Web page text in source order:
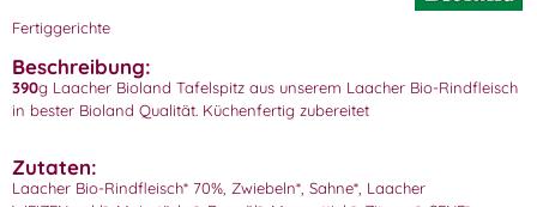
Fertiggerichte
Beschreibung:
390g Laacher Bioland Tafelspitz aus unserem Laacher Bio-Rindfleisch
in bester Bioland Qualität. Küchenfertig zubereitet
Zutaten:
Laacher Bio-Rindfleisch* 70%, Zwiebeln*, Sahne*, Laacher